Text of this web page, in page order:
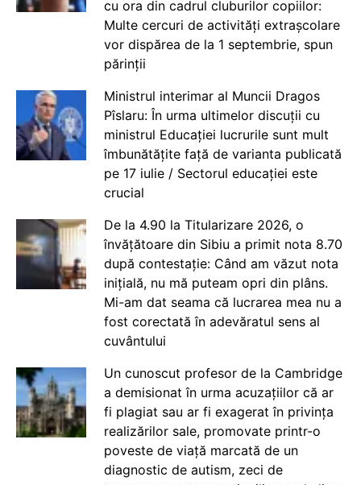
cu ora din cadrul cluburilor copiilor:
Multe cercuri de activități extrașcolare
vor dispărea de la 1 septembrie, spun
părinții
Ministrul interimar al Muncii Dragos
Pîslaru: În urma ultimelor discuții cu
ministrul Educației lucrurile sunt mult
îmbunătățite față de varianta publicată
pe 17 iulie / Sectorul educației este
crucial
De la 4.90 la Titularizare 2026, o
învățătoare din Sibiu a primit nota 8.70
după contestație: Când am văzut nota
inițială, nu mă puteam opri din plâns.
Mi-am dat seama că lucrarea mea nu a
fost corectată în adevăratul sens al
cuvântului
Un cunoscut profesor de la Cambridge
a demisionat în urma acuzațiilor că ar
fi plagiat sau ar fi exagerat în privința
realizărilor sale, promovate printr-o
poveste de viață marcată de un
diagnostic de autism, zeci de